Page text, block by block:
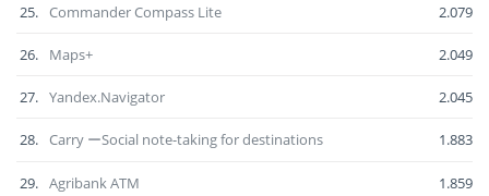
25. Commander Compass Lite 2.079
26. Maps+ 2.049
27. Yandex.Navigator 2.045
28. Carry ーSocial note-taking for destinations 1.883
29. Agribank ATM 1.859